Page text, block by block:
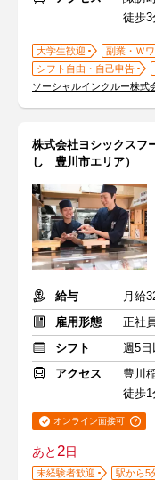
徒歩3
大学生歓迎 副業・Ｗ
シフト自由・自己申告
ソーシャルインクルー株式
株式会社ヨシックス
し 豊川市エリア）
給与
月給
雇用形態
正社員
シフト
週5日
アクセス
豊川
徒歩1
オンライン面接可
あと2日
未経験者歓迎 駅から5